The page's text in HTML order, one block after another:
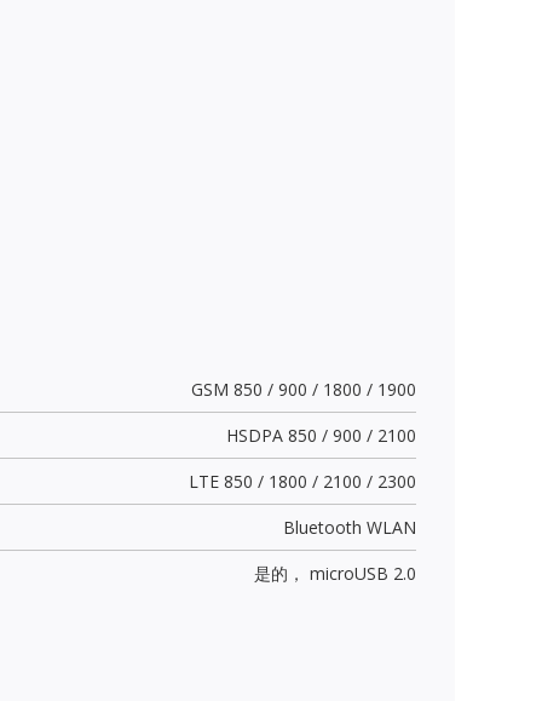
GSM 850 / 900 / 1800 / 1900
HSDPA 850 / 900 / 2100
LTE 850 / 1800 / 2100 / 2300
Bluetooth WLAN
是的， microUSB 2.0